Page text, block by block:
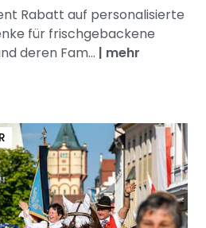
Rabatt auf personalisierte
für frischgebackene
deren Fam... | mehr